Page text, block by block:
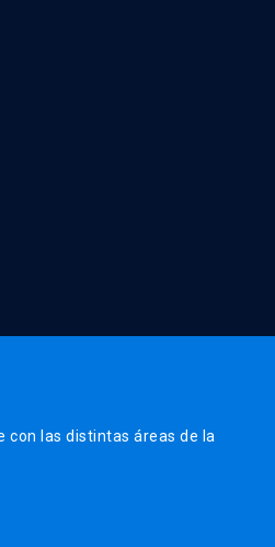
con las distintas áreas de la